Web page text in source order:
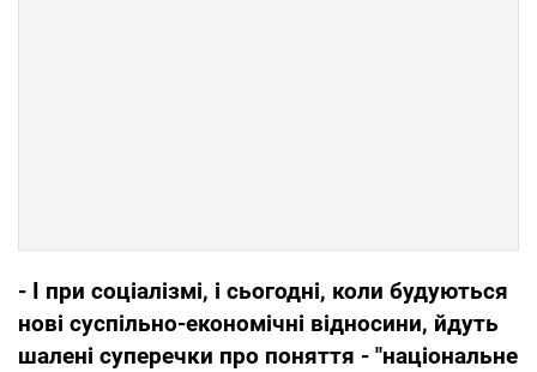
- І при соціалізмі, і сьогодні, коли будуються
нові суспільно-економічні відносини, йдуть
шалені суперечки про поняття - "національне